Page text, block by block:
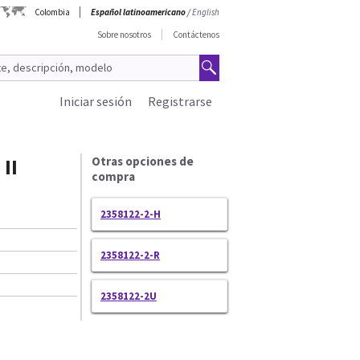
Colombia Español latinoamericano/English
Sobre nosotros
Contáctenos
Registrarse
Iniciar sesión
II
Otras opciones de
compra
2358122-2-H
2358122-2-R
2358122-2U